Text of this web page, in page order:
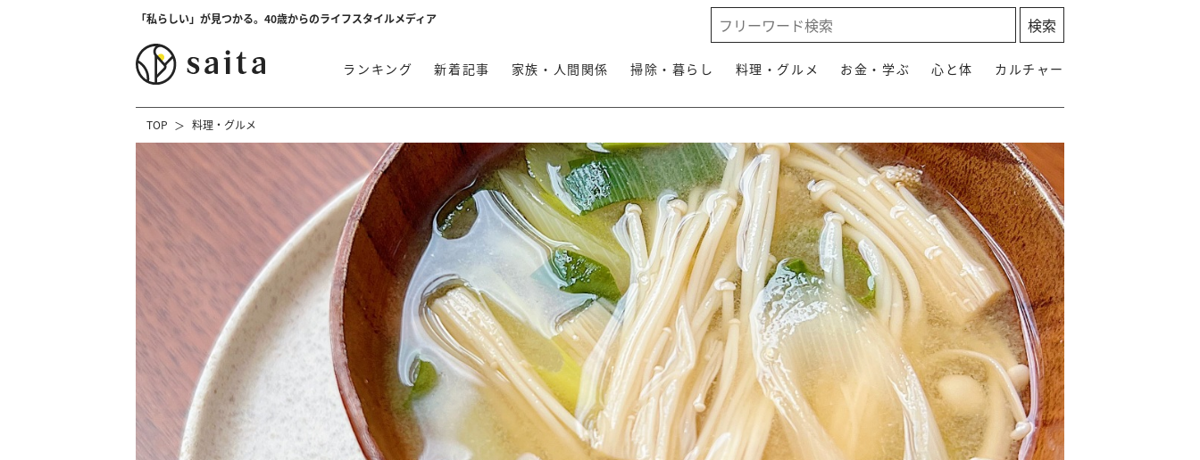
「私らしい」が見つかる。40歳からのライフスタイルメディア
ランキング 新着記事 家族・人間関係 掃除・暮らし 料理・グルメ お金・学ぶ 心と体 カルチャー
TOP 料理・グルメ